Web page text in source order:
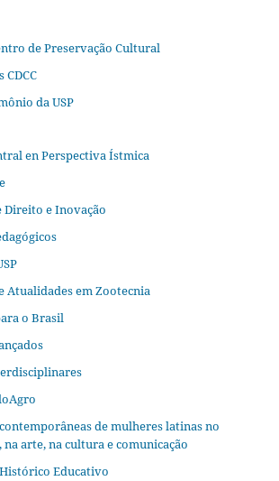
de Preservação Cultural
da USP
en Perspectiva Ístmica
Direito e Inovação
Atualidades em Zootecnia
o Brasil
de mulheres latinas no
arte, na cultura e comunicação
Educativo